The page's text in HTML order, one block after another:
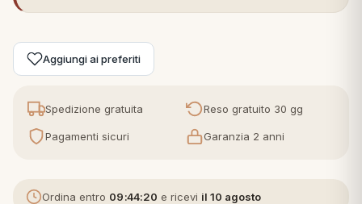
letto
Aggiungi ai preferiti
Spedizione gratuita Reso gratuito 30 gg
Pagamenti sicuri Garanzia 2 anni
Ordina entro 09:44:20 e ricevi il 10 agosto